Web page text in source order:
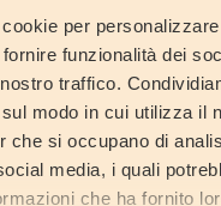
per
funzionalità dei
traffico.
modo in cui utilizza il
che si occupano di
media, i quali
che ha fornito
?*